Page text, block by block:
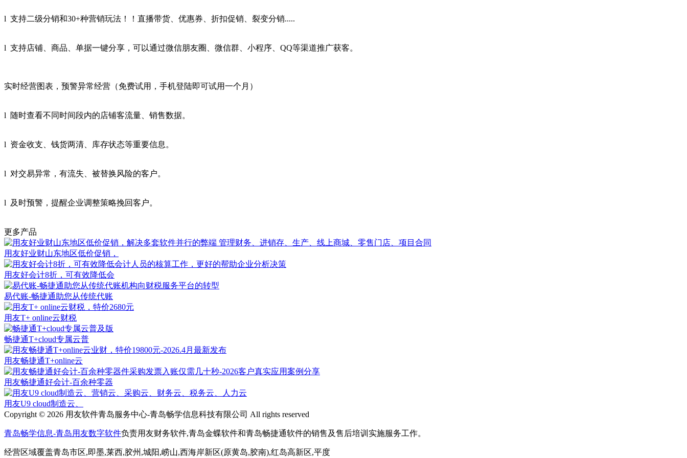
l 支持二级分销和30+种营销玩法！！直播带货、优惠券、折扣促销、裂变分销.....
l 支持店铺、商品、单据一键分享，可以通过微信朋友圈、微信群、小程序、QQ等渠道推广获客。
实时经营图表，预警异常经营（免费试用，手机登陆即可试用一个月）
l 随时查看不同时间段内的店铺客流量、销售数据。
l 资金收支、钱货两清、库存状态等重要信息。
l 对交易异常，有流失、被替换风险的客户。
l 及时预警，提醒企业调整策略挽回客户。
更多产品
用友好业财山东地区低价促销，
用友好会计8折，可有效降低会
易代账-畅捷通助您从传统代账
用友T+ online云财税
畅捷通T+cloud专属云普
用友畅捷通T+online云
用友畅捷通好会计-百余种零器
用友U9 cloud制造云、
Copyright © 2026 用友软件青岛服务中心-青岛畅学信息科技有限公司 All rights reserved
青岛畅学信息-青岛用友数字软件负责用友财务软件,青岛金蝶软件和青岛畅捷通软件的销售及售后培训实施服务工作。
经营区域覆盖青岛市区,即墨,莱西,胶州,城阳,崂山,西海岸新区(原黄岛,胶南),红岛高新区,平度